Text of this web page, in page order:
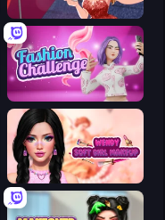
Fashion Holic
Fashion Challenge: Catwalk Run
Wendy Soft Girl Makeup